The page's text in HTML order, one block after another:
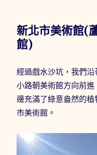
新北市美術館(
館)
經過戲水沙坑，我們
小路朝美術館方向前
邊充滿了綠意盎然的
市美術館。